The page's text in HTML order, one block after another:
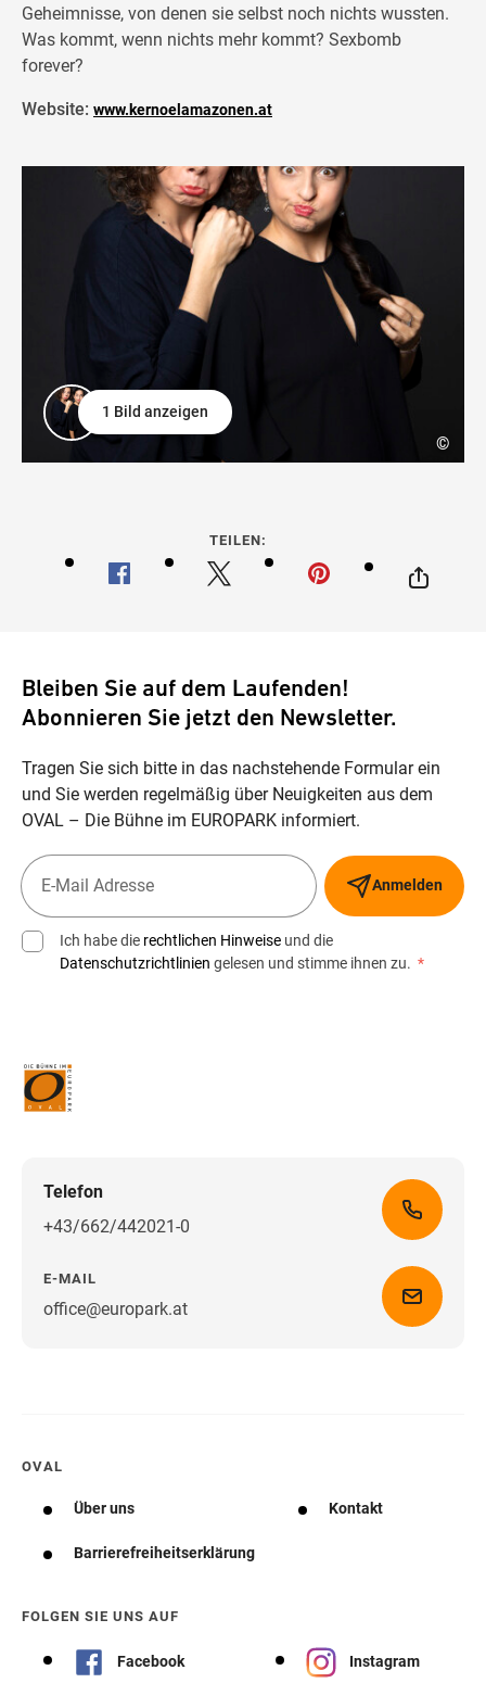
Geheimnisse, von denen sie selbst noch nichts wussten.
Was kommt, wenn nichts mehr kommt? Sexbomb
forever?
Website: www.kernoelamazonen.at
©
1 Bild anzeigen
TEILEN:
Bleiben Sie auf dem Laufenden!
Abonnieren Sie jetzt den Newsletter.
Tragen Sie sich bitte in das nachstehende Formular ein
und Sie werden regelmäßig über Neuigkeiten aus dem
OVAL – Die Bühne im EUROPARK informiert.
Anmelden
Ich habe die rechtlichen Hinweise und die
Datenschutzrichtlinien gelesen und stimme ihnen zu. *
Telefon
+43/662/442021-0
E-MAIL
office@europark.atWegbeschreibung erhalten
OVAL
Über uns Kontakt
Barrierefreiheitserklärung
FOLGEN SIE UNS AUF
Facebook Instagram